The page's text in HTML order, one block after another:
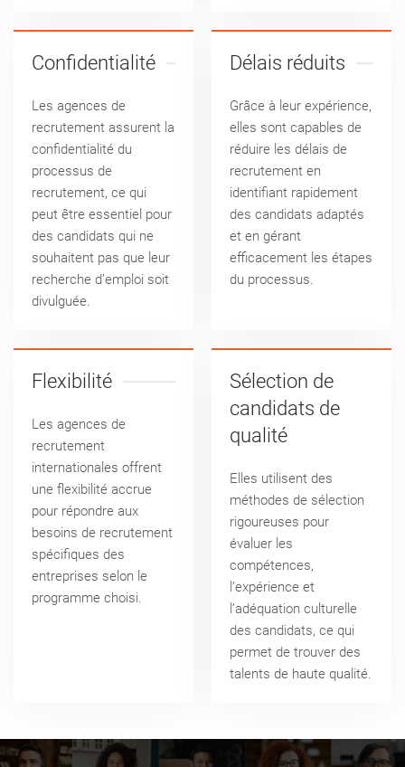
Confidentialité
Les agences de
recrutement assurent la
confidentialité du
processus de
recrutement, ce qui
peut être essentiel pour
des candidats qui ne
souhaitent pas que leur
recherche d’emploi soit
divulguée.
Délais réduits
Grâce à leur expérience,
elles sont capables de
réduire les délais de
recrutement en
identifiant rapidement
des candidats adaptés
et en gérant
efficacement les étapes
du processus.
Flexibilité
Les agences de
recrutement
internationales offrent
une flexibilité accrue
pour répondre aux
besoins de recrutement
spécifiques des
entreprises selon le
programme choisi.
Sélection de
candidats de
qualité
Elles utilisent des
méthodes de sélection
rigoureuses pour
évaluer les
compétences,
l’expérience et
l’adéquation culturelle
des candidats, ce qui
permet de trouver des
talents de haute qualité.